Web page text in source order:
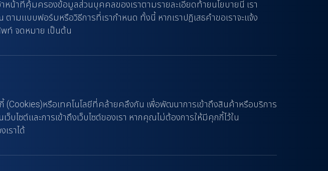
น้าที่คุ้มครองข้อมูลส่วนบุคคลของเราตามรายละเอียดท้ายนโยบายนี้ เรา
ามแบบฟอร์มหรือวิธีการที่เรากำหนด ทั้งนี้ หากเราปฏิเสธคำขอเราจะแจ้ง
พท์ จดหมาย เป็นต้น
หรือเทคโนโลยีที่คล้ายคลึงกัน เพื่อพัฒนาการเข้าถึงสินค้าหรือบริการ
ไซต์และการเข้าถึงเว็บไซต์ของเรา หากคุณไม่ต้องการให้มีคุกกี้ไว้ใน
ราได้